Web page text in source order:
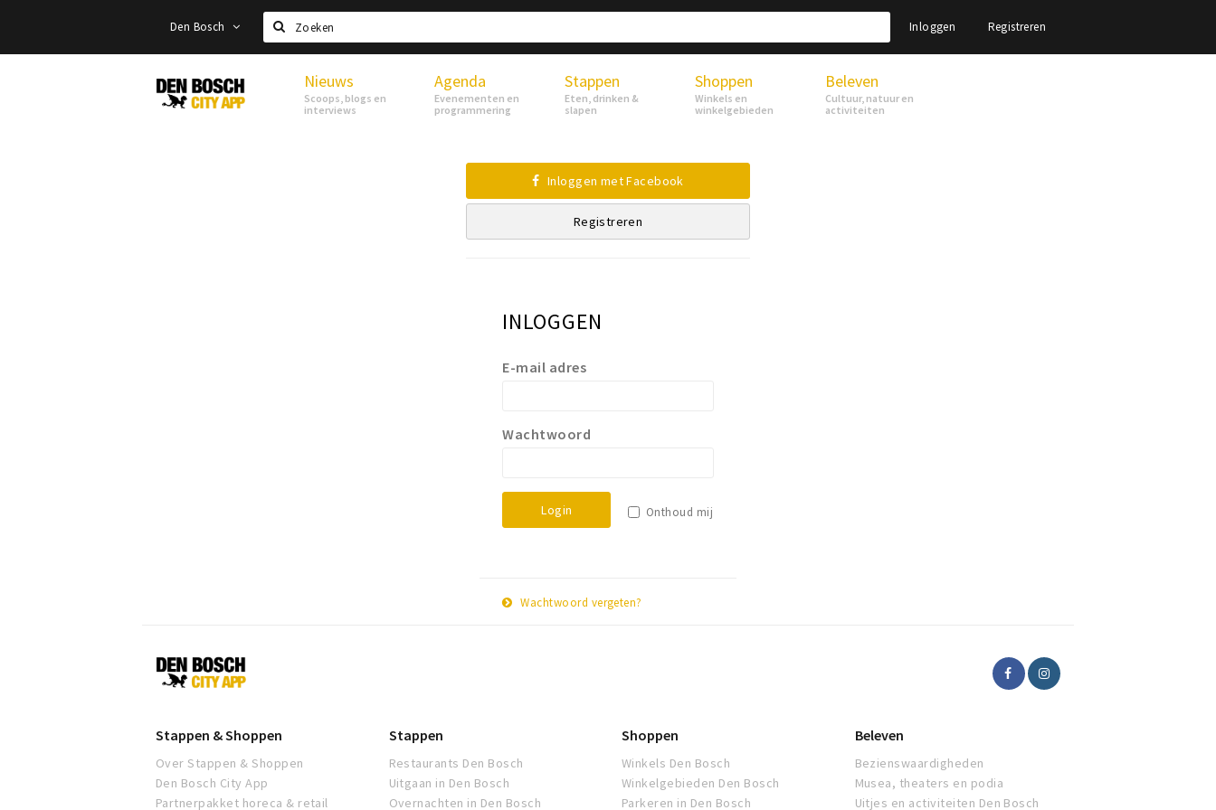
Den Bosch
Zoeken
Inloggen Registreren
Den
Bosch
Nieuws
Scoops, blogs en
interviews
Agenda
Evenementen en
programmering
Stappen
Eten, drinken &
slapen
Shoppen
Winkels en
winkelgebieden
Beleven
Cultuur, natuur en
activiteiten
Inloggen met Facebook
Registreren
INLOGGEN
E-mail adres
Wachtwoord
Login Onthoud mij
Wachtwoord vergeten?
Den
Bosch
Stappen & Shoppen
Over Stappen & Shoppen
Den Bosch City App
Partnerpakket horeca & retail
Stappen
Restaurants Den Bosch
Uitgaan in Den Bosch
Overnachten in Den Bosch
Shoppen
Winkels Den Bosch
Winkelgebieden Den Bosch
Parkeren in Den Bosch
Beleven
Bezienswaardigheden
Musea, theaters en podia
Uitjes en activiteiten Den Bosch